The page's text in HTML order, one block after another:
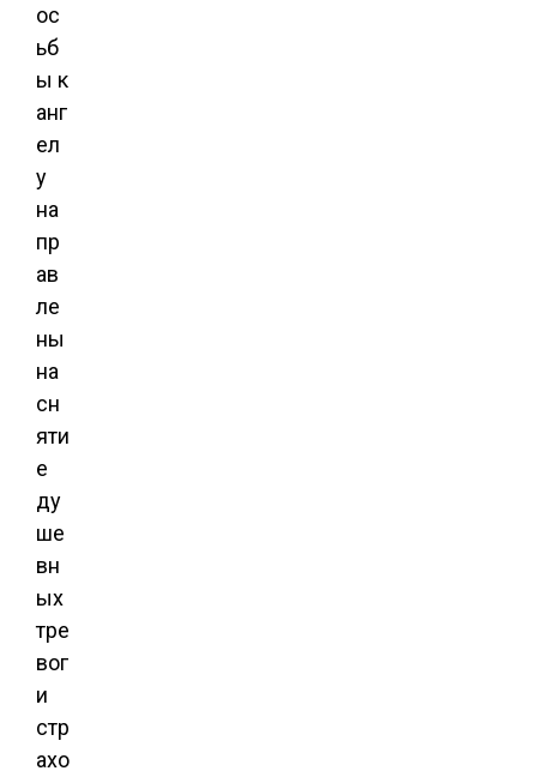
ос
ьб
ы к
анг
ел
у
на
пр
ав
ле
ны
на
сн
яти
е
ду
ше
вн
ых
тре
вог
и
стр
ахо